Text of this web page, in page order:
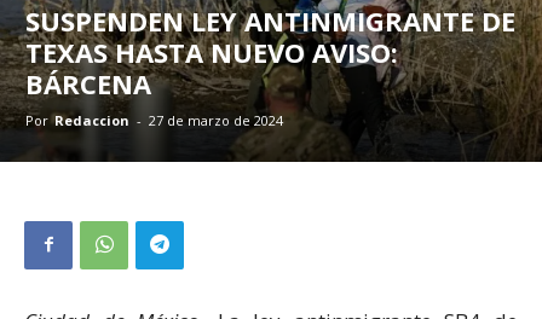
SUSPENDEN LEY ANTINMIGRANTE DE
TEXAS HASTA NUEVO AVISO:
BÁRCENA
Por Redaccion - 27 de marzo de 2024